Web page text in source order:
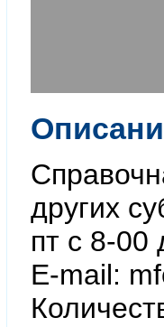
других
пт с 8-00
E-mail: